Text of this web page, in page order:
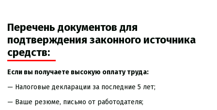
Перечень документов для
подтверждения законного источника
средств:
Если вы получаете высокую оплату труда:
— Налоговые декларации за последние 5 лет;
— Ваше резюме, письмо от работодателя;